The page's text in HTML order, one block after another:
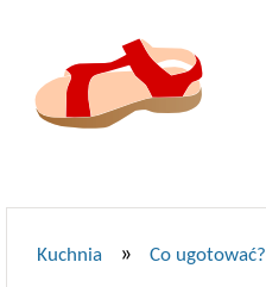
Kuchnia » Co ugotować?